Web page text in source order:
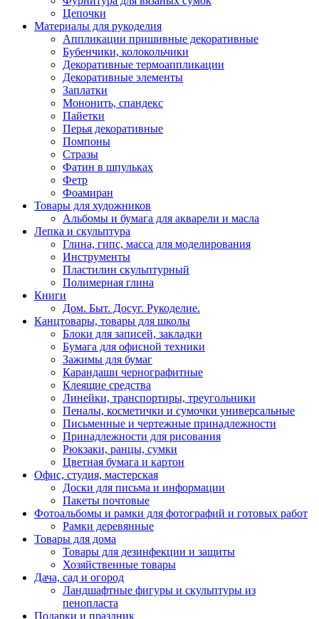
Цепочки
Материалы для рукоделия
Аппликации пришивные декоративные
Бубенчики, колокольчики
Декоративные термоаппликации
Декоративные элементы
Заплатки
Мононить, спандекс
Пайетки
Перья декоративные
Помпоны
Стразы
Фатин в шпульках
Фетр
Фоамиран
Товары для художников
Альбомы и бумага для акварели и масла
Лепка и скульптура
Глина, гипс, масса для моделирования
Инструменты
Пластилин скульптурный
Полимерная глина
Книги
Дом. Быт. Досуг. Рукоделие.
Канцтовары, товары для школы
Блоки для записей, закладки
Бумага для офисной техники
Зажимы для бумаг
Карандаши чернографитные
Клеящие средства
Линейки, транспортиры, треугольники
Пеналы, косметички и сумочки универсальные
Письменные и чертежные принадлежности
Принадлежности для рисования
Рюкзаки, ранцы, сумки
Цветная бумага и картон
Офис, студия, мастерская
Доски для письма и информации
Пакеты почтовые
Фотоальбомы и рамки для фотографий и готовых работ
Рамки деревянные
Товары для дома
Товары для дезинфекции и защиты
Хозяйственные товары
Дача, сад и огород
Ландшафтные фигуры и скульптуры из
пенопласта
Подарки и праздник